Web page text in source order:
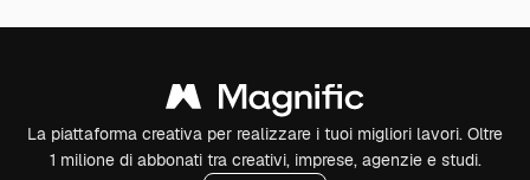
La piattaforma creativa per realizzare i tuoi migliori lavori. Oltre
1 milione di abbonati tra creativi, imprese, agenzie e studi.